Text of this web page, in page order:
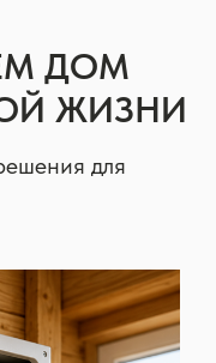
ДОМ
ЖИЗНИ
для